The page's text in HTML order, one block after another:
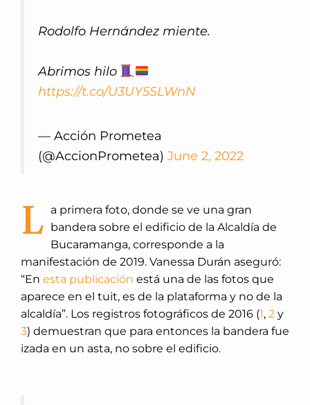
Rodolfo Hernández miente.
Abrimos hilo
https://t.co/U3UY5SLWnN
— Acción Prometea
(@AccionPrometea) June 2, 2022
L a primera foto, donde se ve una gran
bandera sobre el edificio de la Alcaldía de
Bucaramanga, corresponde a la
manifestación de 2019. Vanessa Durán aseguró:
“En esta publicación está una de las fotos que
aparece en el tuit, es de la plataforma y no de la
alcaldía”. Los registros fotográficos de 2016 (1, 2 y
3) demuestran que para entonces la bandera fue
izada en un asta, no sobre el edificio.